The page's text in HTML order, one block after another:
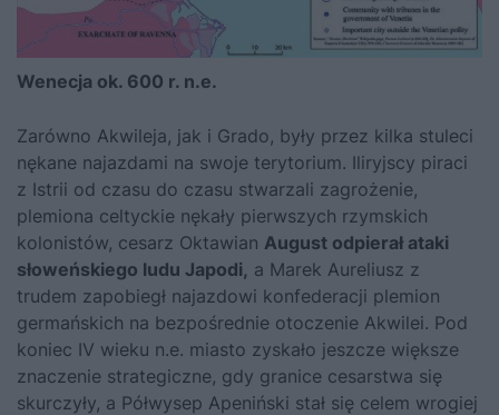
Wenecja ok. 600 r. n.e.
Zarówno Akwileja, jak i Grado, były przez kilka stuleci
nękane najazdami na swoje terytorium. Iliryjscy piraci
z Istrii od czasu do czasu stwarzali zagrożenie,
plemiona celtyckie nękały pierwszych rzymskich
kolonistów, cesarz Oktawian August odpierał ataki
słoweńskiego ludu Japodi, a Marek Aureliusz z
trudem zapobiegł najazdowi konfederacji plemion
germańskich na bezpośrednie otoczenie Akwilei. Pod
koniec IV wieku n.e. miasto zyskało jeszcze większe
znaczenie strategiczne, gdy granice cesarstwa się
skurczyły, a Półwysep Apeniński stał się celem wrogiej